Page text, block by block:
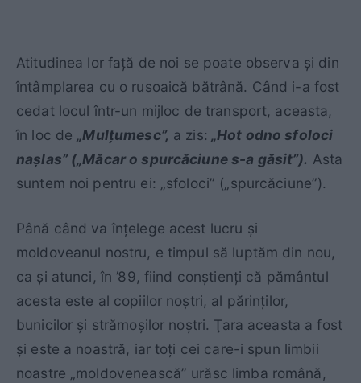
Atitudinea lor faţă de noi se poate observa şi din
întâmplarea cu o rusoaică bătrână. Când i-a fost
cedat locul într-un mijloc de transport, aceasta,
în loc de „Mulţumesc”, a zis: „Hot odno sfoloci
naşlas”(„Măcar o spurcăciune s-a găsit”). Asta
suntem noi pentru ei: „sfoloci” („spurcăciune”).
Până când va înţelege acest lucru şi
moldoveanul nostru, e timpul să luptăm din nou,
ca şi atunci, în ’89, fiind conştienţi că pământul
acesta este al copiilor noştri, al părinţilor,
bunicilor şi strămoşilor noştri. Ţara aceasta a fost
şi este a noastră, iar toţi cei care-i spun limbii
noastre „moldovenească” urăsc limba română,